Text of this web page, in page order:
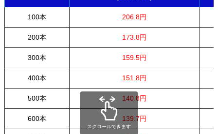
100本 206.8円
200本 173.8円
300本 159.5円
400本 151.8円
500本 140.8円
600本 139.7円
スクロールできます